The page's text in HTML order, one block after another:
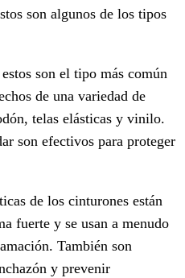
son algunos de los tipos
son el tipo más común
de una variedad de
telas elásticas y vinilo.
son efectivos para proteger
de los cinturones están
fuerte y se usan a menudo
También son
y prevenir